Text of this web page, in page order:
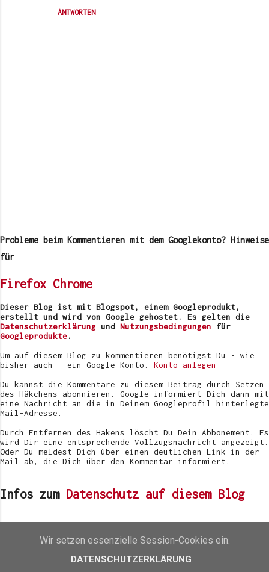
ANTWORTEN
m
m
a
v
e
r
ö
f
e
t
l
i
c
e
n
Probleme beim Kommentieren mit dem Googlekonto? Hinweise
für
Firefox Chrome
Dieser Blog ist mit Blogspot, einem Googleprodukt,
erstellt und wird von Google gehostet. Es gelten die
Datenschutzerklärung und Nutzungsbedingungen für
Googleprodukte.
Um auf diesem Blog zu kommentieren benötigst Du - wie
bisher auch - ein Google Konto. Konto anlegen
Du kannst die Kommentare zu diesem Beitrag durch Setzen
des Häkchens abonnieren. Google informiert Dich dann mit
eine Nachricht an die in Deinem Googleprofil hinterlegte
Mail-Adresse.
Durch Entfernen des Hakens löscht Du Dein Abbonement. Es
wird Dir eine entsprechende Vollzugsnachricht angezeigt.
Oder Du meldest Dich über einen deutlichen Link in der
Mail ab, die Dich über den Kommentar informiert.
Infos zum Datenschutz auf diesem Blog
[Review] Gitti Plant Based Nagellack
Wir setzen essenzielle Session-Cookies ein.
DATENSCHUTZERKLÄRUNG